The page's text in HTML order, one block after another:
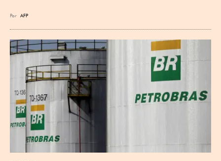
Por AFP